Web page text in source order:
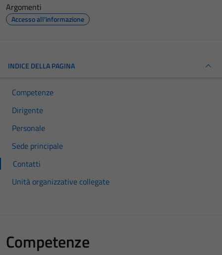
Argomenti
Accesso all'informazione
INDICE DELLA PAGINA
Competenze
Dirigente
Personale
Sede principale
Contatti
Unità organizzative collegate
Competenze